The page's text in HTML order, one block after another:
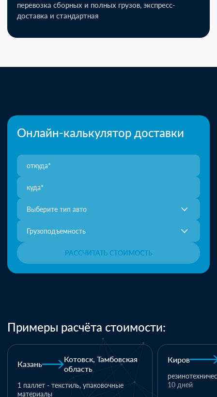
перевозка сборных и полных грузов, экспресс-
доставка и стандартная
Онлайн-калькулятор доставки
Выберите тип авто
Грузоподъемность
РАССЧИТАТЬ СТОИМОСТЬ
Примеры расчёта стоимости:
Хабаровск
резинотехнические изделия
700 000 ₽
10 дней
Кохма
19 м3
1 день